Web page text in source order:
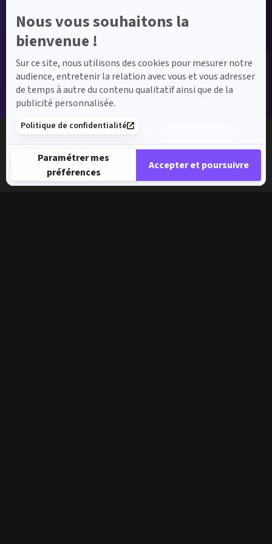
Nous vous souhaitons la
bienvenue !
Sur ce site, nous utilisons des cookies pour mesurer notre
audience, entretenir la relation avec vous et vous adresser
de temps à autre du contenu qualitatif ainsi que de la
publicité personnalisée.
Politique de confidentialité
Paramétrer mes
préférences
Accepter et poursuivre
03 21 71 04 51
Label Certified et Garanties
Label Certified
Le label Mercedes-Benz Certified vous propose
des voitures d’occasion de haute qualité.